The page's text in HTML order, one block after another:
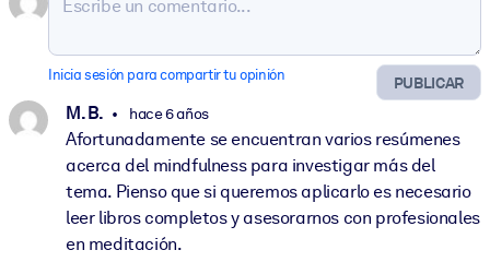
PUBLICAR
Inicia sesión para compartir tu opinión
M. B. hace 6 años
Afortunadamente se encuentran varios resúmenes
acerca del mindfulness para investigar más del
tema. Pienso que si queremos aplicarlo es necesario
leer libros completos y asesorarnos con profesionales
en meditación.